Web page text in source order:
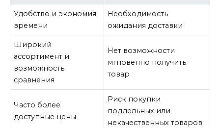
Удобство и экономия
времени
Необходимость
ожидания доставки
Широкий
ассортимент и
возможность
сравнения
Нет возможности
мгновенно получить
товар
Часто более
доступные цены
Риск покупки
поддельных или
некачественных товаров